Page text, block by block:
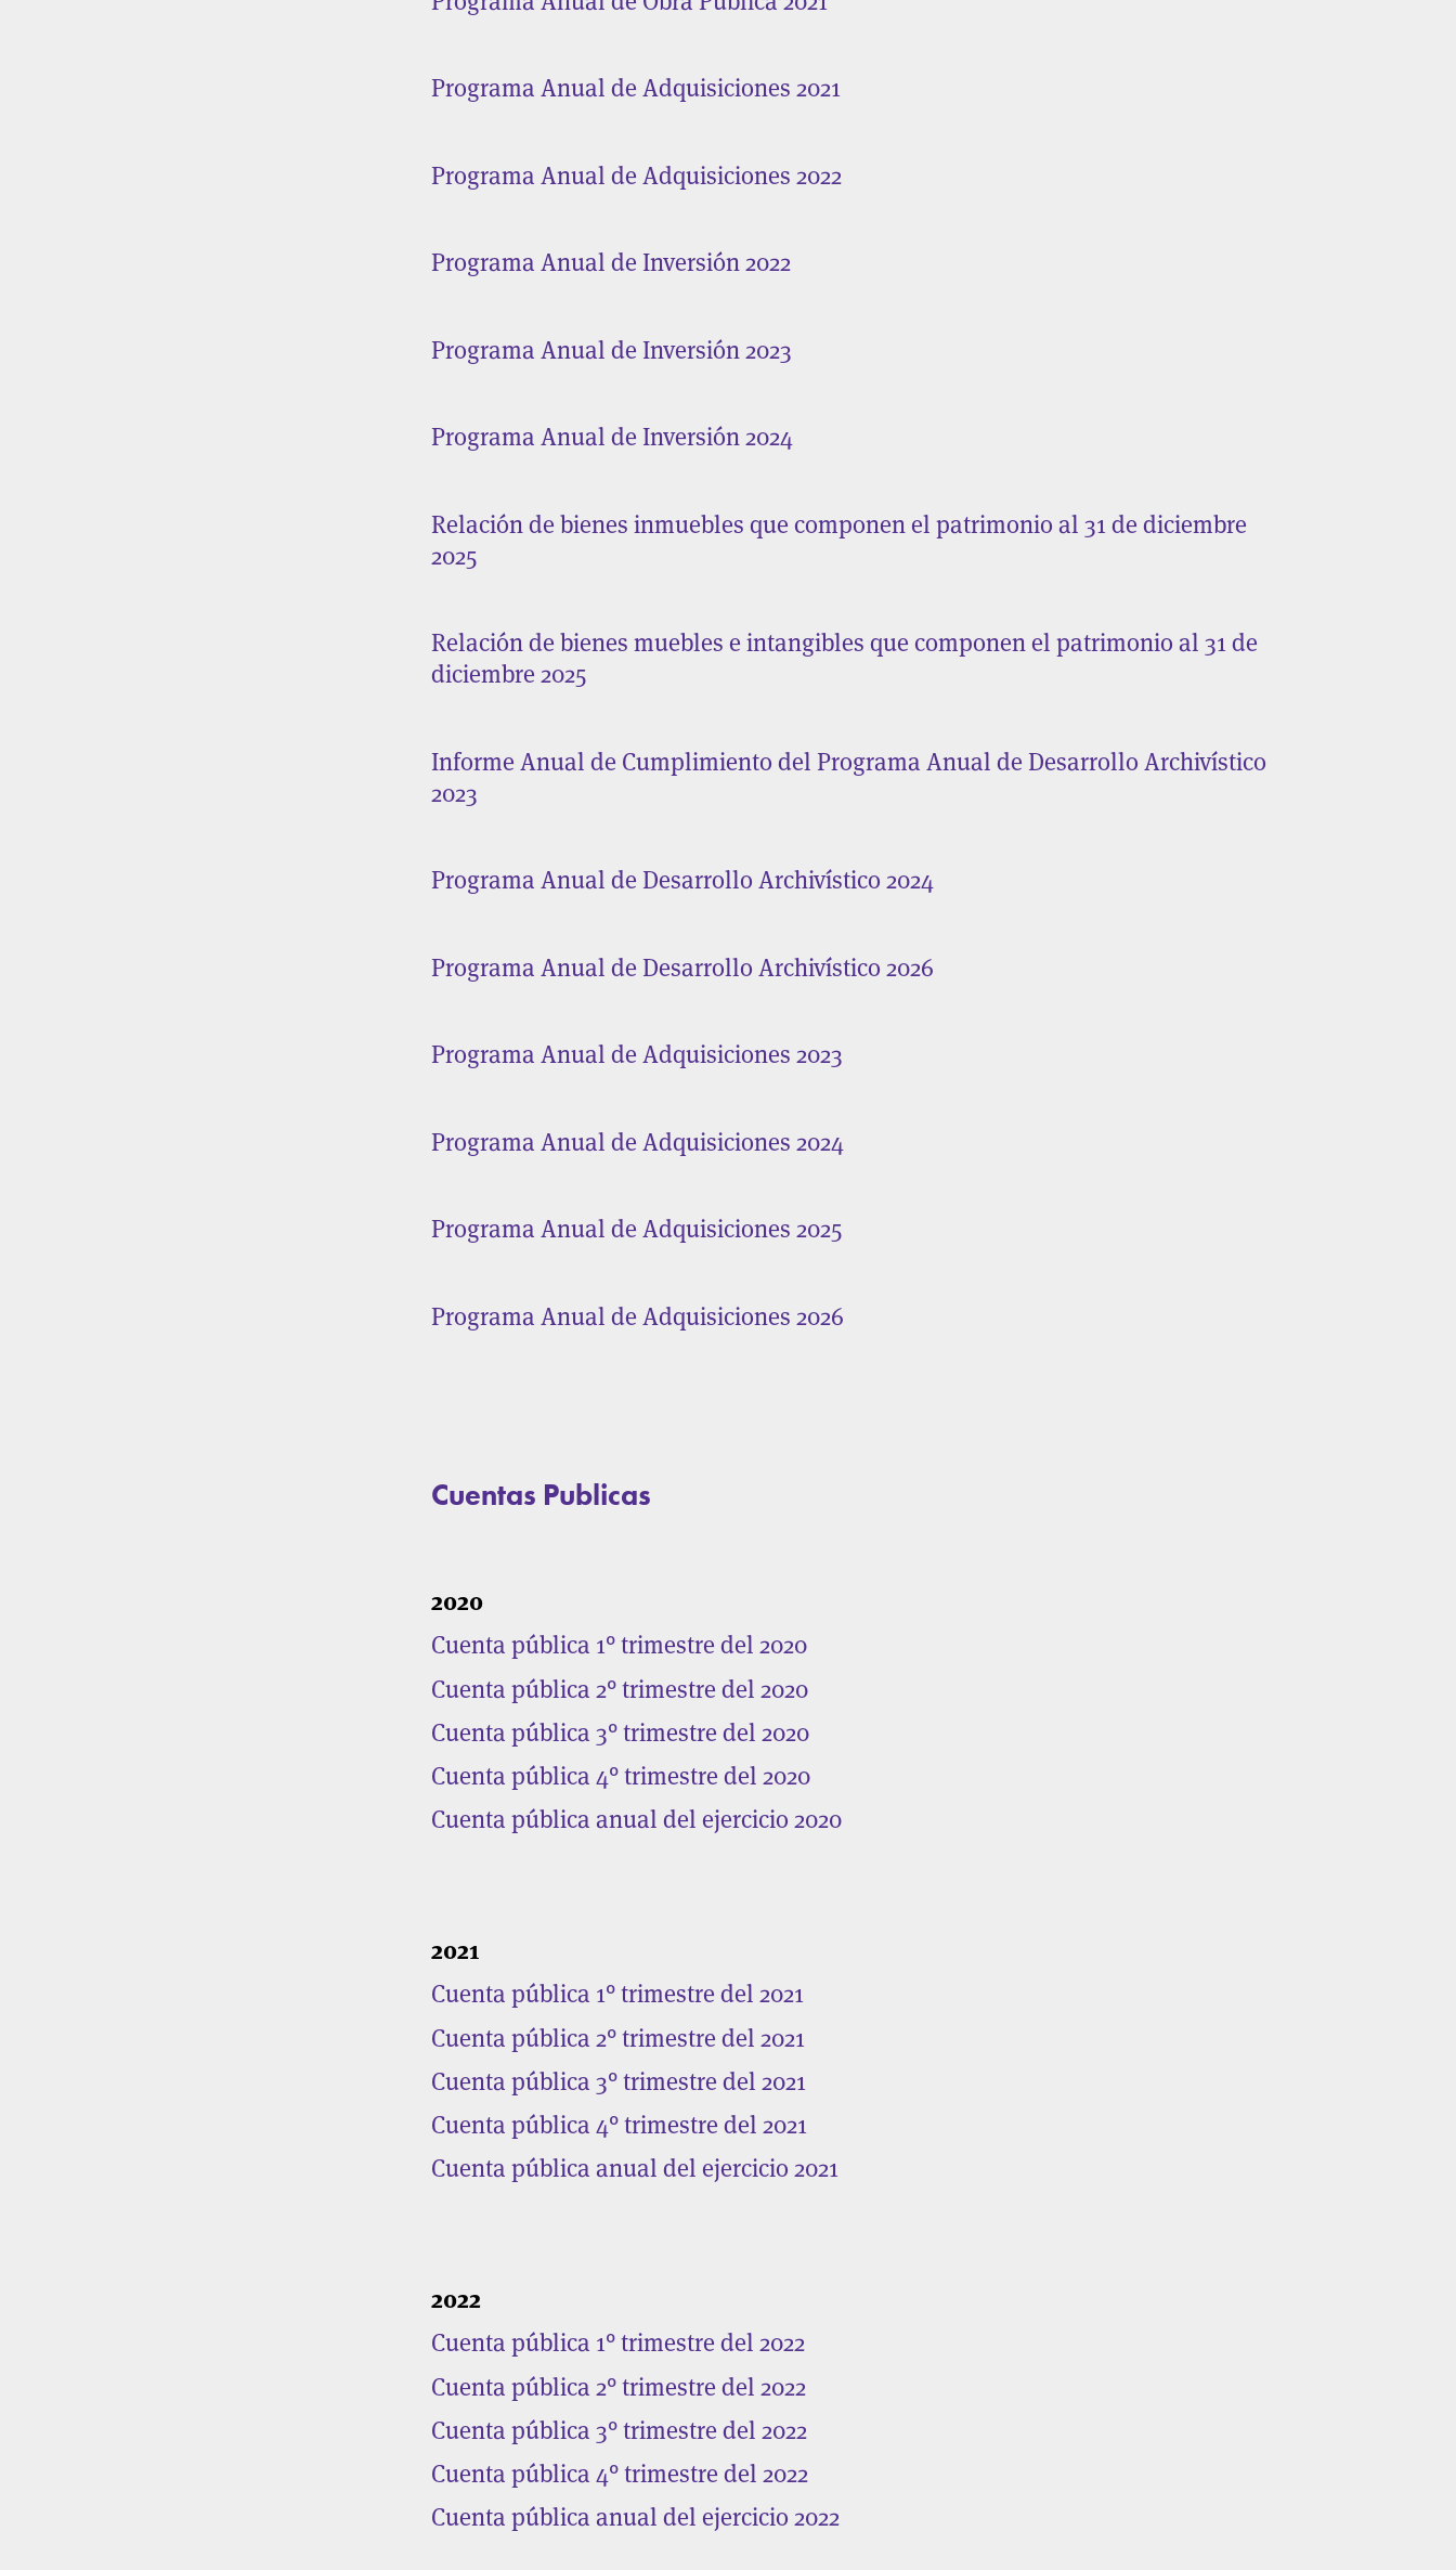
Programa Anual de Adquisiciones 2021
Programa Anual de Adquisiciones 2022
Programa Anual de Inversión 2022
Programa Anual de Inversión 2023
Programa Anual de Inversión 2024
Relación de bienes inmuebles que componen el patrimonio al 31 de diciembre
2025
Relación de bienes muebles e intangibles que componen el patrimonio al 31 de
diciembre 2025
Informe Anual de Cumplimiento del Programa Anual de Desarrollo Archivístico
2023
Programa Anual de Desarrollo Archivístico 2024
Programa Anual de Desarrollo Archivístico 2026
Programa Anual de Adquisiciones 2023
Programa Anual de Adquisiciones 2024
Programa Anual de Adquisiciones 2025
Programa Anual de Adquisiciones 2026
Cuentas Publicas
2020
Cuenta pública 1° trimestre del 2020
Cuenta pública 2° trimestre del 2020
Cuenta pública 3° trimestre del 2020
Cuenta pública 4° trimestre del 2020
Cuenta pública anual del ejercicio 2020
2021
Cuenta pública 1° trimestre del 2021
Cuenta pública 2° trimestre del 2021
Cuenta pública 3° trimestre del 2021
Cuenta pública 4° trimestre del 2021
Cuenta pública anual del ejercicio 2021
2022
Cuenta pública 1° trimestre del 2022
Cuenta pública 2° trimestre del 2022
Cuenta pública 3° trimestre del 2022
Cuenta pública 4° trimestre del 2022
Cuenta pública anual del ejercicio 2022